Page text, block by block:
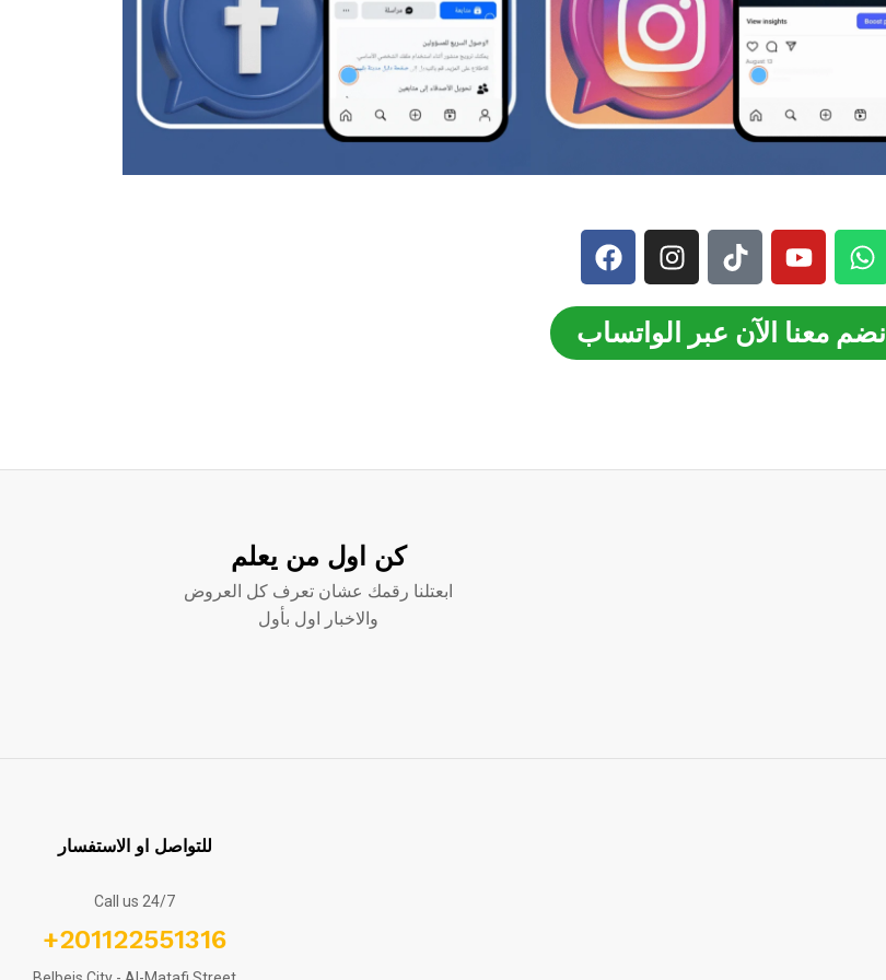
انضم معنا الآن عبر الواتساب
كن اول من يعلم
ابعتلنا رقمك عشان تعرف كل العروض
والاخبار اول بأول
للتواصل او الاستفسار
Call us 24/7
+201122551316